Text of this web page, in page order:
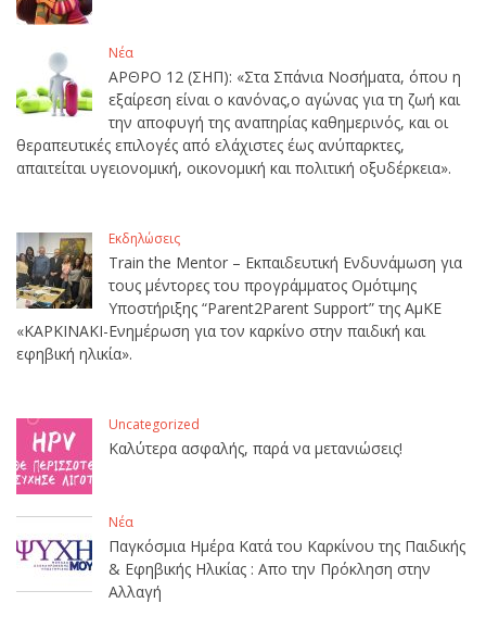
Νέα
ΑΡΘΡΟ 12 (ΣΗΠ): «Στα Σπάνια Νοσήματα, όπου η
εξαίρεση είναι ο κανόνας,ο αγώνας για τη ζωή και
την αποφυγή της αναπηρίας καθημερινός, και οι
θεραπευτικές επιλογές από ελάχιστες έως ανύπαρκτες,
απαιτείται υγειονομική, οικονομική και πολιτική οξυδέρκεια».
Εκδηλώσεις
Train the Mentor – Εκπαιδευτική Ενδυνάμωση για
τους μέντορες του προγράμματος Ομότιμης
Υποστήριξης “Parent2Parent Support” της ΑμΚΕ
«ΚΑΡΚΙΝΑΚΙ-Ενημέρωση για τον καρκίνο στην παιδική και
εφηβική ηλικία».
Uncategorized
Καλύτερα ασφαλής, παρά να μετανιώσεις!
Νέα
Παγκόσμια Ημέρα Κατά του Καρκίνου της Παιδικής
& Εφηβικής Ηλικίας : Απο την Πρόκληση στην
Αλλαγή